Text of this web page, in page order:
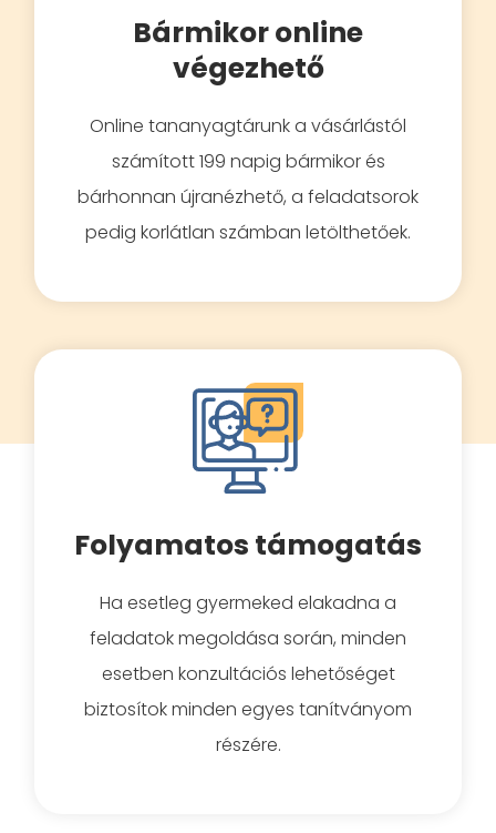
Bármikor online
végezhető
Online tananyagtárunk a vásárlástól
számított 199 napig bármikor és
bárhonnan újranézhető, a feladatsorok
pedig korlátlan számban letölthetőek.
Folyamatos támogatás
Ha esetleg gyermeked elakadna a
feladatok megoldása során, minden
esetben konzultációs lehetőséget
biztosítok minden egyes tanítványom
részére.